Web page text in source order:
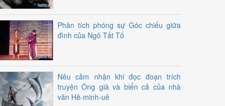
Phân tích phóng sự Góc chiếu giữa
đình của Ngô Tất Tố
Nêu cảm nhận khi đọc đoạn trích
truyện Ông già và biển cả của nhà
văn Hê-minh-uê